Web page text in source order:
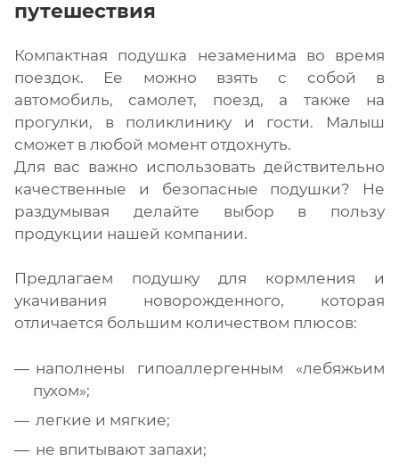
путешествия
Компактная подушка незаменима во время
поездок. Ее можно взять с собой в
автомобиль, самолет, поезд, а также на
прогулки, в поликлинику и гости. Малыш
сможет в любой момент отдохнуть.
Для вас важно использовать действительно
качественные и безопасные подушки? Не
раздумывая делайте выбор в пользу
продукции нашей компании.
Предлагаем подушку для кормления и
укачивания новорожденного, которая
отличается большим количеством плюсов:
наполнены гипоаллергенным «лебяжьим
пухом»;
легкие и мягкие;
не впитывают запахи;